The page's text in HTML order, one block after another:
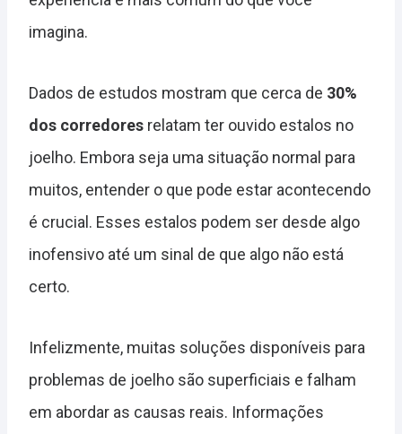
imagina.
Dados de estudos mostram que cerca de 30%
dos corredores relatam ter ouvido estalos no
joelho. Embora seja uma situação normal para
muitos, entender o que pode estar acontecendo
é crucial. Esses estalos podem ser desde algo
inofensivo até um sinal de que algo não está
certo.
Infelizmente, muitas soluções disponíveis para
problemas de joelho são superficiais e falham
em abordar as causas reais. Informações